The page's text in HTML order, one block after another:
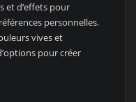
et d’effets pour
personnelles.
vives et
pour créer